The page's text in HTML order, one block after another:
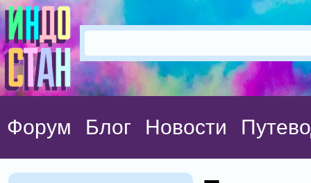
Форум Блог Новости